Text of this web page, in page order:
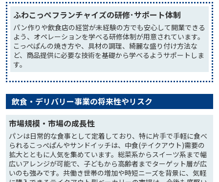
ふわこっぺフランチャイズの研修･サポート体制
パン作りや飲食店の経営が未経験の方でも安心して開業できる
よう、オペレーションを学べる研修体制が用意されています。
こっぺぱんの焼き方や、具材の調理、綺麗な盛り付け方法な
ど、商品提供に必要な技術を基礎から学べるようサポートしま
す。
飲食・デリバリー事業の将来性やリスク
市場規模・市場の成長性
パンは日常的な食事として定着しており、特に片手で手軽に食べ
られるこっぺぱんやサンドイッチは、中食(テイクアウト)需要の
拡大とともに人気を集めています。総菜系からスイーツ系まで幅
広いアレンジが可能で、子どもから高齢者までターゲット層が広
いのも強みです。共働き世帯の増加や時短ニーズを背景に、気軽